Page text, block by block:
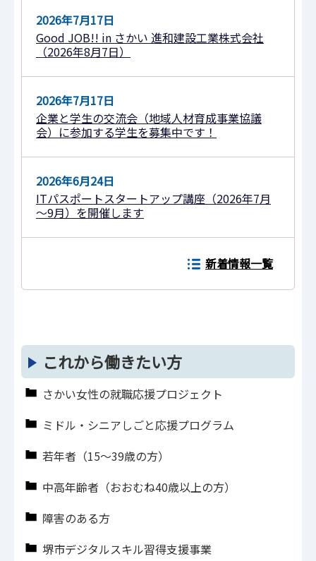
2026年7月17日
Good JOB!! in さかい 進和建設工業株式会社
（2026年8月7日）
2026年7月17日
企業と学生の交流会（地域人材育成事業協議
会）に参加する学生を募集中です！
2026年6月24日
ITパスポートスタートアップ講座（2026年7月
～9月）を開催します
新着情報一覧
これから働きたい方
さかい女性の就職応援プロジェクト
ミドル・シニアしごと応援プログラム
若年者（15～39歳の方）
中高年齢者（おおむね40歳以上の方）
障害のある方
堺市デジタルスキル習得支援事業